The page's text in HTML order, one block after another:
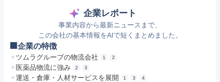
企業レポート
事業内容から最新ニュースまで、
この会社の基本情報をAIで短くまとめました。
🏢企業の特徴
ツムラグループの物流会社 1 2
医薬品物流に強み 2 3
運送・倉庫・人材サービスを展開 1 3 4